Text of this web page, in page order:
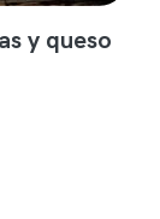
y queso